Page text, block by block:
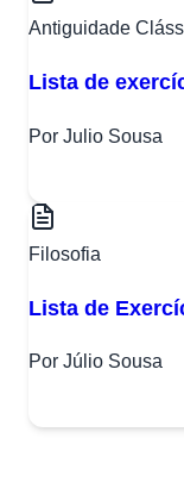
Antiguidade
Lista de
Por Julio Sousa
Filosofia
Lista de
Por Júlio Sousa